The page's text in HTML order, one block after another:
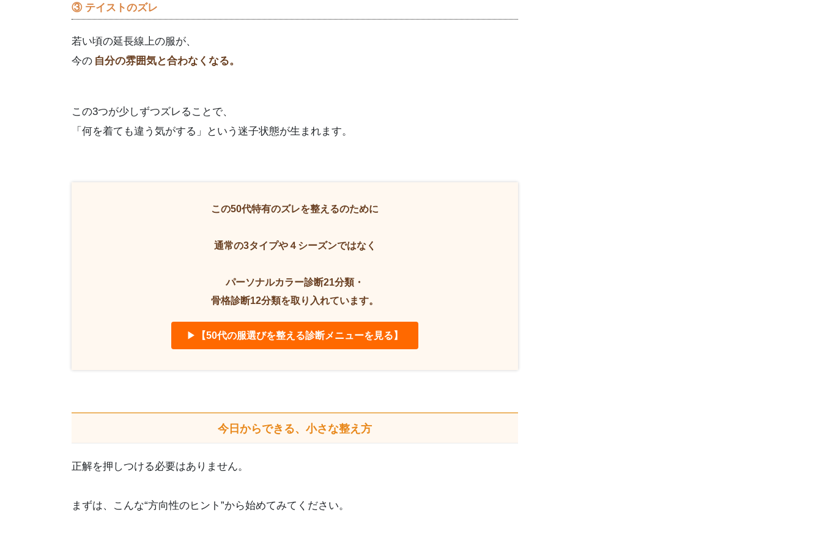
③ テイストのズレ
若い頃の延長線上の服が、
今の 自分の雰囲気と合わなくなる。
この3つが少しずつズレることで、
「何を着ても違う気がする」という迷子状態が生まれます。
この50代特有のズレを整えるのために
通常の3タイプや４シーズンではなく
パーソナルカラー診断21分類・
骨格診断12分類を取り入れています。
▶ 【50代の服選びを整える診断メニューを見る】
今日からできる、小さな整え方
正解を押しつける必要はありません。
まずは、こんな“方向性のヒント”から始めてみてください。